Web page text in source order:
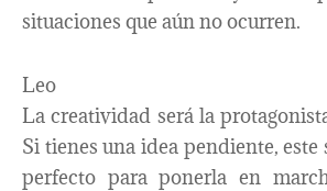
situaciones que aún no ocurren.
Leo
La creatividad será la
Si tienes una idea pendiente,
perfecto para ponerla en